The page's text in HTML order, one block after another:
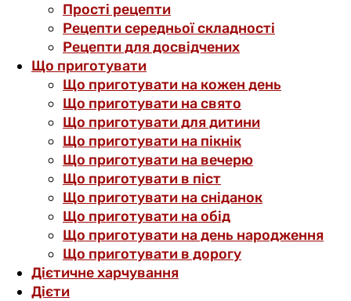
Прості рецепти
Рецепти середньої складності
Рецепти для досвідчених
Що приготувати
Що приготувати на кожен день
Що приготувати на свято
Що приготувати для дитини
Що приготувати на пікнік
Що приготувати на вечерю
Що приготувати в піст
Що приготувати на сніданок
Що приготувати на обід
Що приготувати на день народження
Що приготувати в дорогу
Дієтичне харчування
Дієти